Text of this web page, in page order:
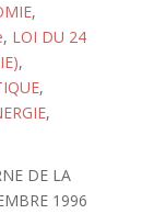
,
, LOI DU 24
,
,
,
DE LA
1996